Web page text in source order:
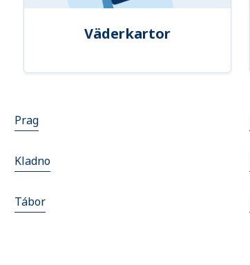
Väderkartor
Prag
Kladno
Tábor